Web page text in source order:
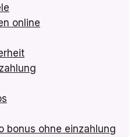
online
bonus ohne einzahlung